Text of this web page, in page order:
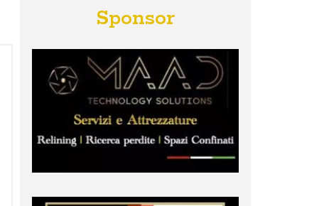
Sponsor